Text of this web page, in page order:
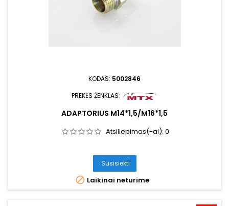
KODAS: 5002846
PREKĖS ŽENKLAS:
ADAPTORIUS M14*1,5/M16*1,5
Atsiliepimas(-ai): 0
Susisiekti
 Laikinai neturime